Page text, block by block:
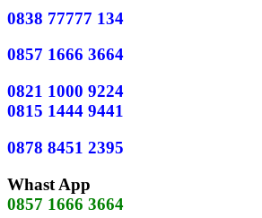
0838 77777 134
0857 1666 3664
0821 1000 9224
0815 1444 9441
0878 8451 2395
Whast App
0857 1666 3664